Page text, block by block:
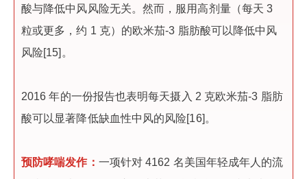
酸与降低中风风险无关。然而，服用高剂量（每天 3
粒或更多，约 1 克）的欧米茄-3 脂肪酸可以降低中风
风险[15]。
2016 年的一份报告也表明每天摄入 2 克欧米茄-3 脂肪
酸可以显著降低缺血性中风的风险[16]。
预防哮喘发作： 一项针对 4162 名美国年轻成年人的流